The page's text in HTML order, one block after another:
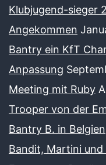
Klubjugend-sieger
Angekommen
Bantry ein KfT
Anpassung
Meeting mit Ruby
Trooper von der
Bantry B. in Belgien
Bandit, Martini und